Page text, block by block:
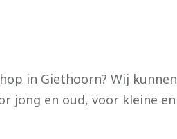
in Giethoorn? Wij kunnen
jong en oud, voor kleine en